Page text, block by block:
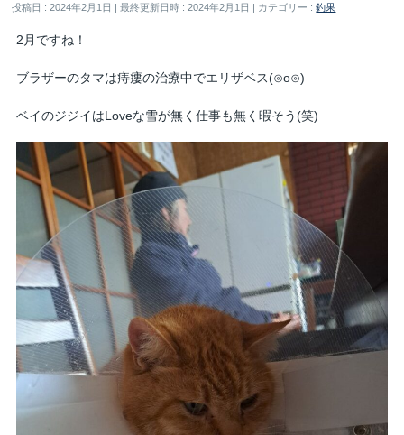
投稿日 : 2024年2月1日 最終更新日時 : 2024年2月1日 カテゴリー :釣果
2月ですね！
ブラザーのタマは痔瘻の治療中でエリザベス(⊙ө⊙)
ベイのジジイはLoveな雪が無く仕事も無く暇そう(笑)